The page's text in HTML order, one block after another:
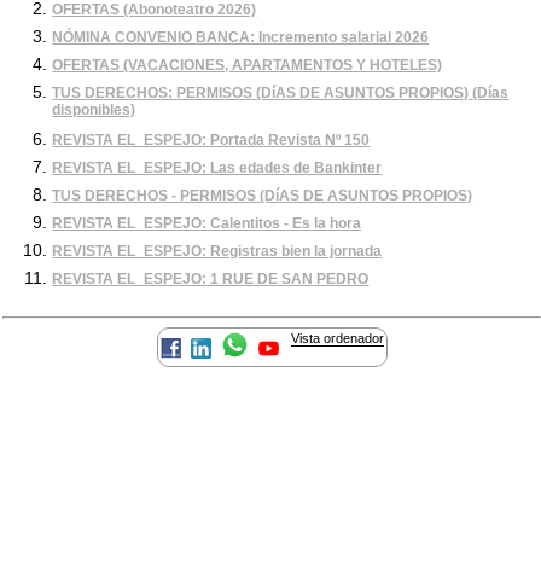
OFERTAS (Abonoteatro 2026)
NÓMINA CONVENIO BANCA: Incremento salarial 2026
OFERTAS (VACACIONES, APARTAMENTOS Y HOTELES)
TUS DERECHOS: PERMISOS (DíAS DE ASUNTOS PROPIOS) (Días
disponibles)
REVISTA EL_ESPEJO: Portada Revista Nº 150
REVISTA EL_ESPEJO: Las edades de Bankinter
TUS DERECHOS - PERMISOS (DíAS DE ASUNTOS PROPIOS)
REVISTA EL_ESPEJO: Calentitos - Es la hora
REVISTA EL_ESPEJO: Registras bien la jornada
REVISTA EL_ESPEJO: 1 RUE DE SAN PEDRO